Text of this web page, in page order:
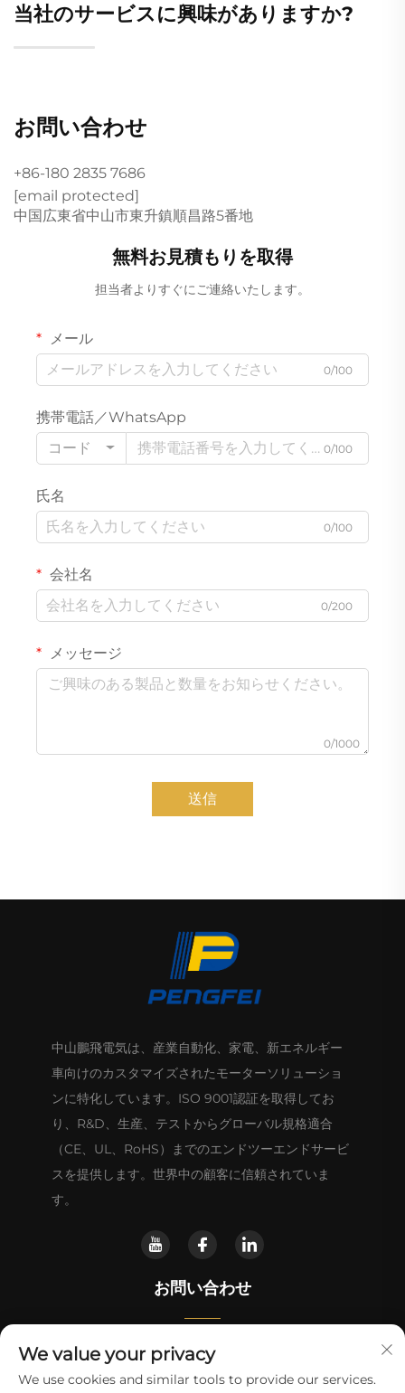
当社のサービスに興味がありますか?
お問い合わせ
+86-180 2835 7686
[email protected]
中国広東省中山市東升鎮順昌路5番地
無料お見積もりを取得
担当者よりすぐにご連絡いたします。
メール
0/100
携帯電話／WhatsApp
コード
0/100
氏名
0/100
会社名
0/200
メッセージ
0/1000
送信
中山鵬飛電気は、産業自動化、家電、新エネルギー
車向けのカスタマイズされたモーターソリューショ
ンに特化しています。ISO 9001認証を取得してお
り、R&D、生産、テストからグローバル規格適合
（CE、UL、RoHS）までのエンドツーエンドサービ
スを提供します。世界中の顧客に信頼されていま
す。
お問い合わせ
中国広東省中山市東升鎮順昌路5番地
We value your privacy
We use cookies and similar tools to provide our services.